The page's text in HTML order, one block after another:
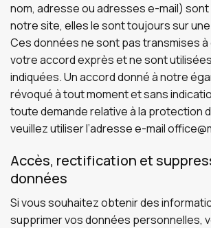
nom, adresse ou adresses e-mail)
notre site, elles le sont toujours sur
Ces données ne sont pas transmises
votre accord exprès et ne sont utilisées
indiquées. Un accord donné à notre
révoqué à tout moment et sans
toute demande relative à la protection
veuillez utiliser l’adresse e-mail
Accès, rectification et
données
Si vous souhaitez obtenir des
supprimer vos données personnelles,